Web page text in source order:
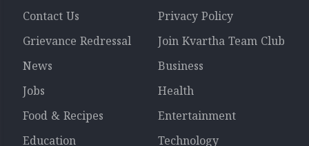
Contact Us
Privacy Policy
Grievance Redressal
Join Kvartha Team Club
News
Business
Jobs
Health
Food & Recipes
Entertainment
Education
Technology